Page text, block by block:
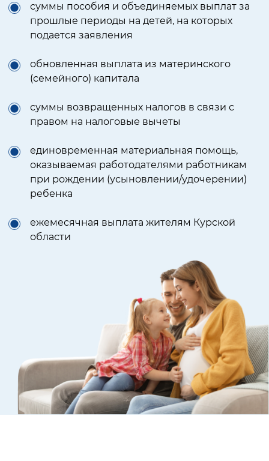
суммы пособия и объединяемых выплат за
прошлые периоды на детей, на которых
подается заявления
обновленная выплата из материнского
(семейного) капитала
суммы возвращенных налогов в связи с
правом на налоговые вычеты
единовременная материальная помощь,
оказываемая работодателями работникам
при рождении (усыновлении/удочерении)
ребенка
ежемесячная выплата жителям Курской
области